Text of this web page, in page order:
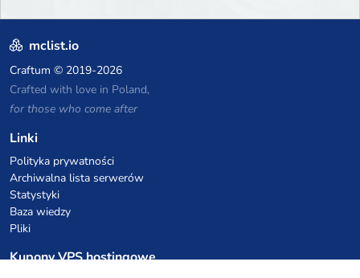
mclist.io
Craftum © 2019-2026
Crafted with love in Poland,
for those who come after
Linki
Polityka prywatności
Archiwalna lista serwerów
Statystyki
Baza wiedzy
Pliki
Kupony VPS hostingowe